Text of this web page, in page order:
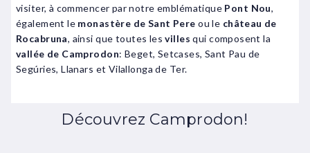
visiter, à commencer par notre emblématique Pont Nou,
également le monastère de Sant Pere ou le château de
Rocabruna, ainsi que toutes lesvilles qui composent la
vallée de Camprodon: Beget, Setcases, Sant Pau de
Segúries, Llanars et Vilallonga de Ter.
Découvrez Camprodon!